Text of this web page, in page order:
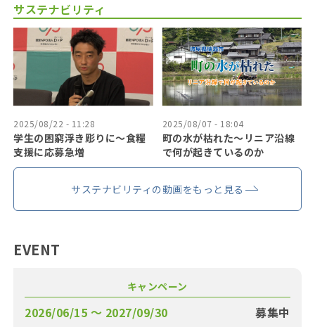
サステナビリティ
2025/08/22 - 11:28
学生の困窮浮き彫りに〜食糧
支援に応募急増
2025/08/07 - 18:04
町の水が枯れた～リニア沿線
で何が起きているのか
サステナビリティの動画をもっと見る
EVENT
キャンペーン
2026/06/15 〜 2027/09/30
募集中